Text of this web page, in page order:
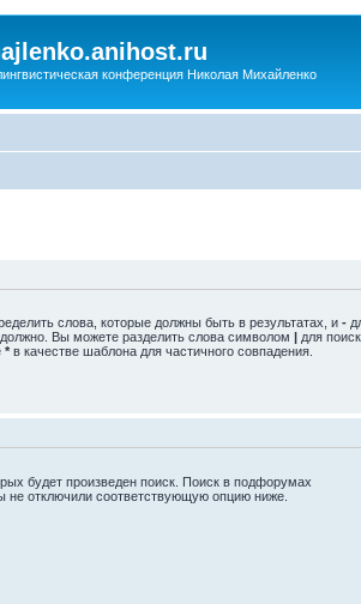
конференция Николая Михайленко
слова, которые должны быть в результатах, и -
Вы можете разделить слова символом | для
* в качестве шаблона для частичного совпадения.
будет произведен поиск. Поиск в подфорумах
не отключили соответствующую опцию ниже.